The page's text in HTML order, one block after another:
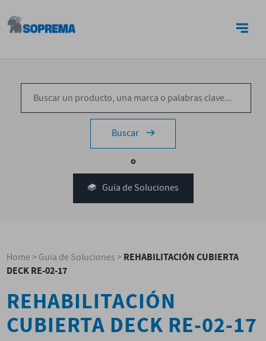
Buscar
o
Guía de Soluciones
Home>Guía de Soluciones>REHABILITACIÓN CUBIERTA
DECK RE-02-17
REHABILITACIÓN
CUBIERTA DECK RE-02-17